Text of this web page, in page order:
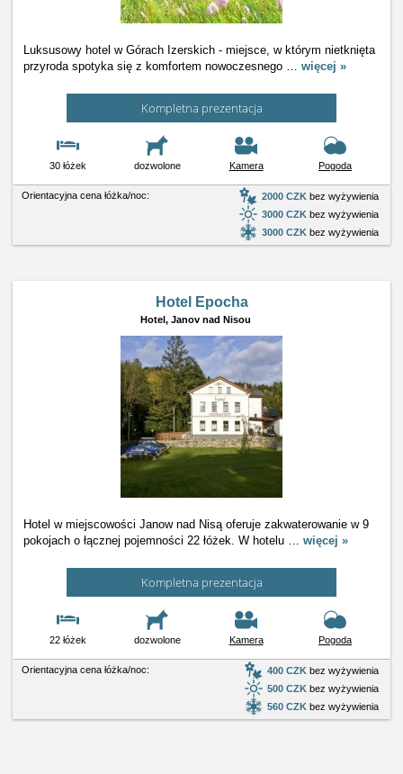
Luksusowy hotel w Górach Izerskich - miejsce, w którym nietknięta
przyroda spotyka się z komfortem nowoczesnego … więcej »
Kompletna prezentacja
30 łóżek dozwolone Kamera Pogoda
Orientacyjna cena łóżka/noc: 2000 CZK bez wyżywienia
3000 CZK bez wyżywienia
3000 CZK bez wyżywienia
Hotel Epocha
Hotel, Janov nad Nisou
Hotel w miejscowości Janow nad Nisą oferuje zakwaterowanie w 9
pokojach o łącznej pojemności 22 łóżek. W hotelu … więcej »
Kompletna prezentacja
22 łóżek dozwolone Kamera Pogoda
Orientacyjna cena łóżka/noc: 400 CZK bez wyżywienia
500 CZK bez wyżywienia
560 CZK bez wyżywienia